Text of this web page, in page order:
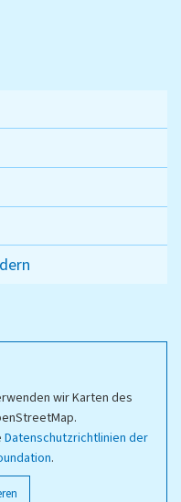
wir Karten des
Datenschutzrichtlinien der
.